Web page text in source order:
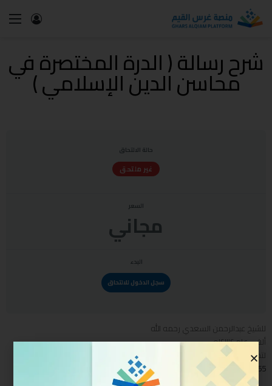
شرح رسالة ( الدرة المختصرة في
محاسن الدين الإسلامي )
حالة الالتحاق
غير ملتحق
السعر
مجاني
البدء
سجل الدخول للالتحاق
للشيخ عبدالرحمن السعدي رحمه الله
ألقي عام ١٤٣٤ه
لتحميل الكتاب
https://t.me/c/1269314107/190955